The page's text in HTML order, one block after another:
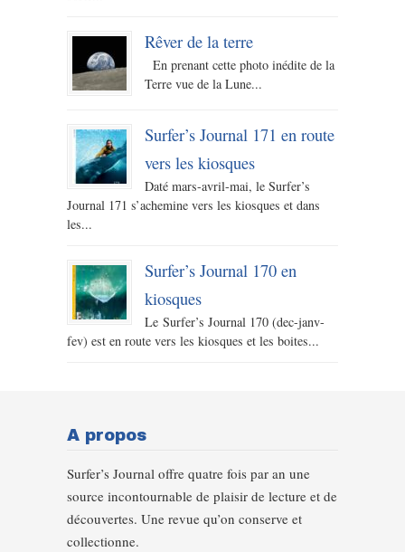
Rêver de la terre
En prenant cette photo inédite de la
Terre vue de la Lune...
Surfer’s Journal 171 en route
vers les kiosques
Daté mars-avril-mai, le Surfer’s
Journal 171 s’achemine vers les kiosques et dans
les...
Surfer’s Journal 170 en
kiosques
Le Surfer’s Journal 170 (dec-janv-
fev) est en route vers les kiosques et les boites...
A propos
Surfer’s Journal offre quatre fois par an une
source incontournable de plaisir de lecture et de
découvertes. Une revue qu’on conserve et
collectionne.